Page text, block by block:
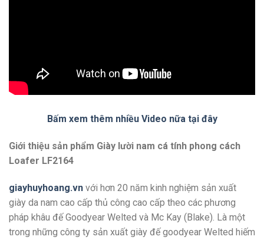
Bấm xem thêm nhiều Video nữa tại đây
Giới thiệu sản phẩm Giày lười nam cá tính phong cách
Loafer LF2164
giayhuyhoang.vn với hơn 20 năm kinh nghiệm sản xuất
giày da nam cao cấp thủ công cao cấp theo các phương
pháp khâu đế Goodyear Welted và Mc Kay (Blake). Là một
trong những công ty sản xuất giày đế goodyear Welted hiếm